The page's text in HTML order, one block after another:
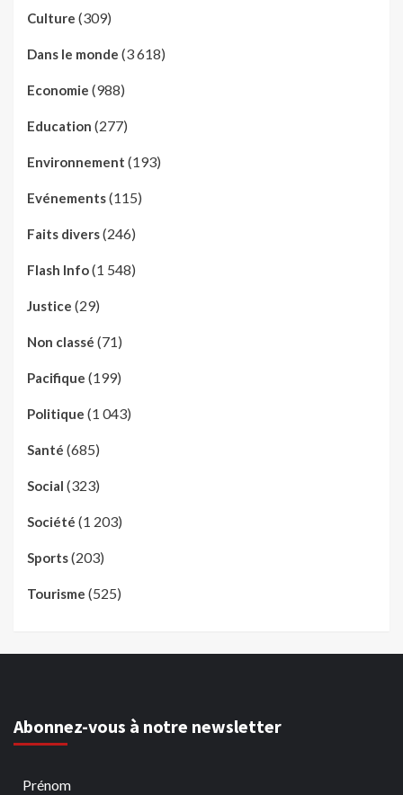
Culture (309)
Dans le monde (3 618)
Economie (988)
Education (277)
Environnement (193)
Evénements(115)
Faits divers(246)
Flash Info(1 548)
Justice (29)
Non classé (71)
Pacifique (199)
Politique (1 043)
Santé (685)
Social (323)
Société (1 203)
Sports(203)
Tourisme (525)
Abonnez-vous à notre newsletter
Prénom